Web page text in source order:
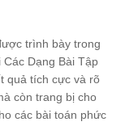
trình bày trong
Các Dạng Bài Tập
quả tích cực và rõ
còn trang bị cho
các bài toán phức